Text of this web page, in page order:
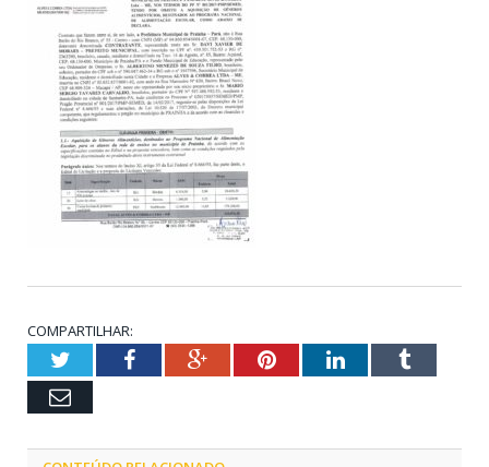
COMPARTILHAR:
TwitterFacebookGoogle+PinterestLinkedInTumblr
Email